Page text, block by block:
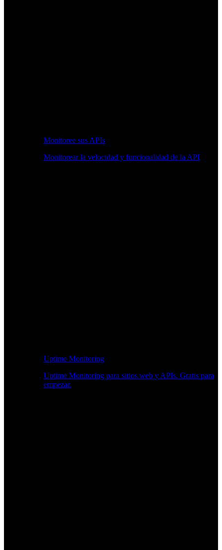
Monitoree sus APIs
Monitorear la velocidad y funcionalidad de la API
Uptime Monitoring
Uptime Monitoring para sitios web y APIs. Gratis para
empezar.